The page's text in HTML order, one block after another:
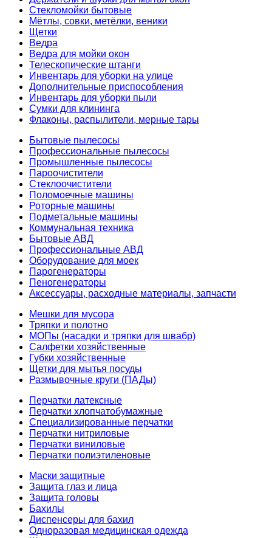
Стекломойки бытовые
Мётлы, совки, метёлки, веники
Щетки
Ведра
Ведра для мойки окон
Телескопические штанги
Инвентарь для уборки на улице
Дополнительные приспособления
Инвентарь для уборки пыли
Сумки для клининга
Флаконы, распылители, мерные тары
Бытовые пылесосы
Профессиональные пылесосы
Промышленные пылесосы
Пароочистители
Стеклоочистители
Поломоечные машины
Роторные машины
Подметальные машины
Коммунальная техника
Бытовые АВД
Профессиональные АВД
Оборудование для моек
Парогенераторы
Пеногенераторы
Аксессуары, расходные материалы, запчасти
Мешки для мусора
Тряпки и полотно
МОПы (насадки и тряпки для швабр)
Салфетки хозяйственные
Губки хозяйственные
Щетки для мытья посуды
Размывочные круги (ПАДы)
Перчатки латексные
Перчатки хлопчатобумажные
Специализированные перчатки
Перчатки нитриловые
Перчатки виниловые
Перчатки полиэтиленовые
Маски защитные
Защита глаз и лица
Защита головы
Бахилы
Диспенсеры для бахил
Одноразовая медицинская одежда